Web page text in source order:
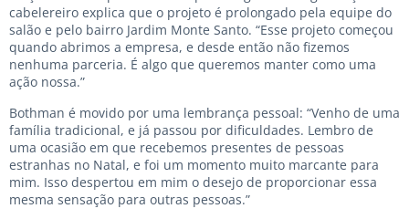
cabelereiro explica que o projeto é prolongado pela equipe do
salão e pelo bairro Jardim Monte Santo. “Esse projeto começou
quando abrimos a empresa, e desde então não fizemos
nenhuma parceria. É algo que queremos manter como uma
ação nossa.”
Bothman é movido por uma lembrança pessoal: “Venho de uma
família tradicional, e já passou por dificuldades. Lembro de
uma ocasião em que recebemos presentes de pessoas
estranhas no Natal, e foi um momento muito marcante para
mim. Isso despertou em mim o desejo de proporcionar essa
mesma sensação para outras pessoas.”